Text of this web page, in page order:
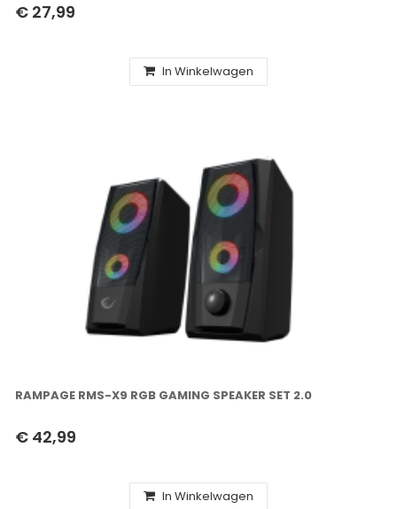
€ 27,99
In Winkelwagen
RAMPAGE RMS-X9 RGB GAMING SPEAKER SET 2.0
€ 42,99
In Winkelwagen